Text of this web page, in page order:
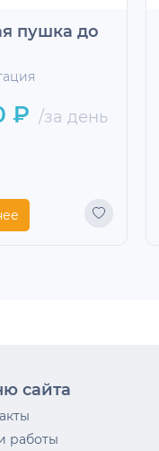
пушка до
₽ /за день
сайта
работы